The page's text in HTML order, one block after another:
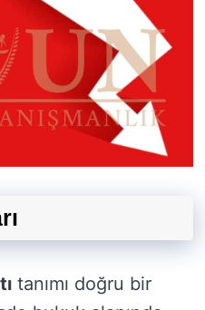
tanımı doğru bir